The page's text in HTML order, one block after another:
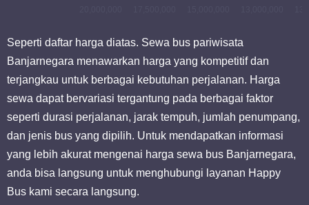
Seperti daftar harga diatas. Sewa bus pariwisata
Banjarnegara menawarkan harga yang kompetitif dan
terjangkau untuk berbagai kebutuhan perjalanan. Harga
sewa dapat bervariasi tergantung pada berbagai faktor
seperti durasi perjalanan, jarak tempuh, jumlah penumpang,
dan jenis bus yang dipilih. Untuk mendapatkan informasi
yang lebih akurat mengenai harga sewa bus Banjarnegara,
anda bisa langsung untuk menghubungi layanan Happy
Bus kami secara langsung.